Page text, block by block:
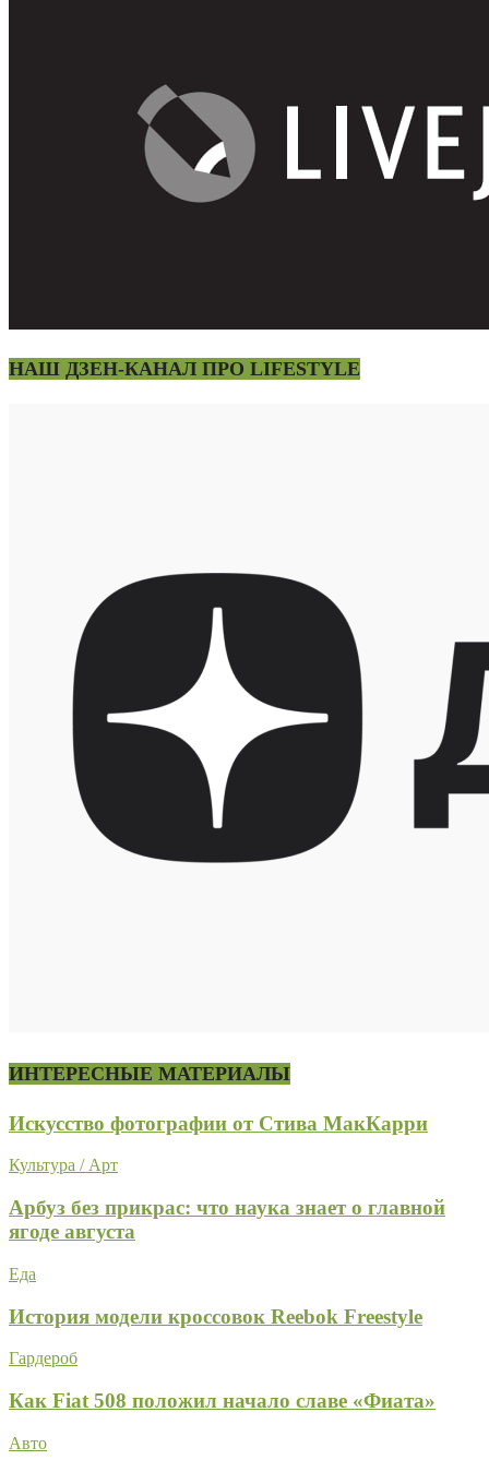
НАШ ДЗЕН-КАНАЛ ПРО LIFESTYLE
ИНТЕРЕСНЫЕ МАТЕРИАЛЫ
Искусство фотографии от Стива МакКарри
Культура / Арт
Арбуз без прикрас: что наука знает о главной
ягоде августа
Еда
История модели кроссовок Reebok Freestyle
Гардероб
Как Fiat 508 положил начало славе «Фиата»
Авто